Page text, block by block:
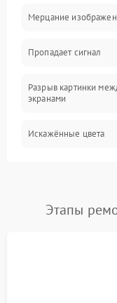
Мерцание
Пропадает сигнал
Разрыв картинки
экранами
Искажённые цвета
Артефакты
Этапы